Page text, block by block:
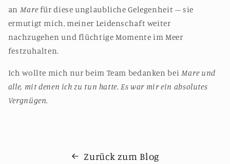
an Marefür diese unglaubliche Gelegenheit – sie
ermutigt mich, meiner Leidenschaft weiter
nachzugehen und flüchtige Momente im Meer
festzuhalten.
Ich wollte mich nur beim Team bedanken bei Mare und
alle, mit denen ich zu tun hatte. Es war mir ein absolutes
Vergnügen.
Zurück zum Blog